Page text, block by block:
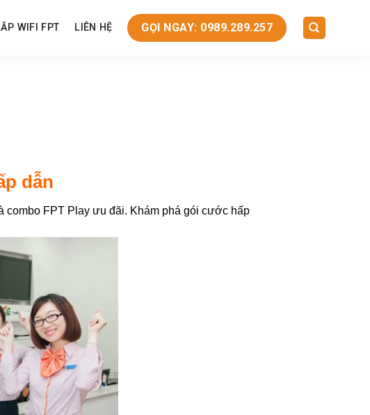
WIFI FPT LIÊN HỆ GỌI NGAY: 0989.289.257
dẫn
combo FPT Play ưu đãi. Khám phá gói cước hấp